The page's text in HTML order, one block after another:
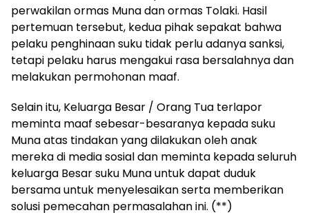
perwakilan ormas Muna dan ormas Tolaki. Hasil
pertemuan tersebut, kedua pihak sepakat bahwa
pelaku penghinaan suku tidak perlu adanya sanksi,
tetapi pelaku harus mengakui rasa bersalahnya dan
melakukan permohonan maaf.
Selain itu, Keluarga Besar / Orang Tua terlapor
meminta maaf sebesar-besaranya kepada suku
Muna atas tindakan yang dilakukan oleh anak
mereka di media sosial dan meminta kepada seluruh
keluarga Besar suku Muna untuk dapat duduk
bersama untuk menyelesaikan serta memberikan
solusi pemecahan permasalahan ini. (**)